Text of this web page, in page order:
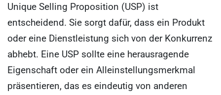
Unique Selling Proposition (USP) ist
entscheidend. Sie sorgt dafür, dass ein Produkt
oder eine Dienstleistung sich von der Konkurrenz
abhebt. Eine USP sollte eine herausragende
Eigenschaft oder ein Alleinstellungsmerkmal
präsentieren, das es eindeutig von anderen